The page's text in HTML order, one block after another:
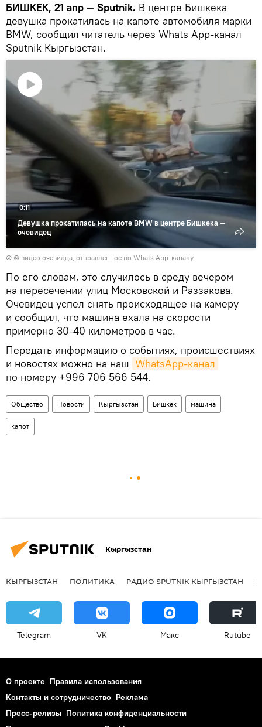
БИШКЕК, 21 апр — Sputnik. В центре Бишкека
девушка прокатилась на капоте автомобиля марки
BMW, сообщил читатель через Whats App-канал
Sputnik Кыргызстан.
Воспроизвести
Девушка прокатилась на капоте BMW в центре Бишкека —
очевидец
0:11
© © видео очевидца, отправленное по Whats App-каналу
По его словам, это случилось в среду вечером
на пересечении улиц Московской и Раззакова.
Очевидец успел снять происходящее на камеру
и сообщил, что машина ехала на скорости
примерно 30-40 километров в час.
Передать информацию о событиях, происшествиях
и новостях можно на наш WhatsApp-канал
по номеру +996 706 566 544.
Общество Новости Кыргызстан Бишкек машина
капот
Кыргызстан
КЫРГЫЗСТАН ПОЛИТИКА РАДИО SPUTNIK КЫРГЫЗСТАН
Telegram VK Макс Rutube
О проекте Правила использования
Контакты и сотрудничество Реклама
Пресс-релизы Политика конфиденциальности